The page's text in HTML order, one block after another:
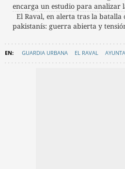
encarga un estudio para analizar
El Raval, en alerta tras la
pakistanís: guerra abierta y
GUARDIA URBANA EL RAVAL